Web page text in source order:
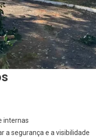
internas
a segurança e a visibilidade